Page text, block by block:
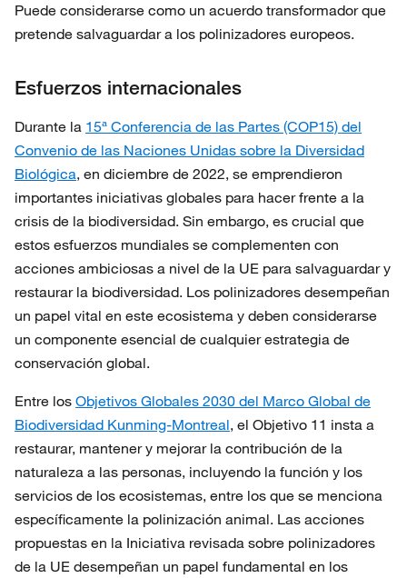
Puede considerarse como un acuerdo transformador que
pretende salvaguardar a los polinizadores europeos.
Esfuerzos internacionales
Durante la 15ª Conferencia de las Partes (COP15) del
Convenio de las Naciones Unidas sobre la Diversidad
Biológica, en diciembre de 2022, se emprendieron
importantes iniciativas globales para hacer frente a la
crisis de la biodiversidad. Sin embargo, es crucial que
estos esfuerzos mundiales se complementen con
acciones ambiciosas a nivel de la UE para salvaguardar y
restaurar la biodiversidad. Los polinizadores desempeñan
un papel vital en este ecosistema y deben considerarse
un componente esencial de cualquier estrategia de
conservación global.
Entre los Objetivos Globales 2030 del Marco Global de
Biodiversidad Kunming-Montreal, el Objetivo 11 insta a
restaurar, mantener y mejorar la contribución de la
naturaleza a las personas, incluyendo la función y los
servicios de los ecosistemas, entre los que se menciona
específicamente la polinización animal. Las acciones
propuestas en la Iniciativa revisada sobre polinizadores
de la UE desempeñan un papel fundamental en los